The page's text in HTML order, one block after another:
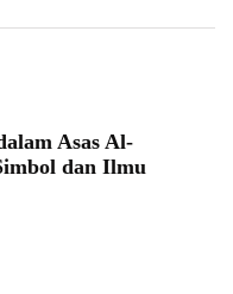
Asas Al-
dan Ilmu